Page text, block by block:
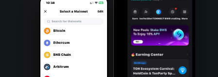
Português (Portugal)
Bahasa Indonesia